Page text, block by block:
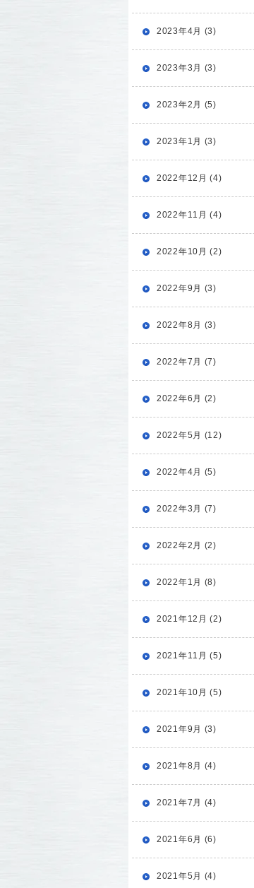
2023年4月 (3)
2023年3月 (3)
2023年2月 (5)
2023年1月 (3)
2022年12月 (4)
2022年11月 (4)
2022年10月 (2)
2022年9月 (3)
2022年8月 (3)
2022年7月 (7)
2022年6月 (2)
2022年5月 (12)
2022年4月 (5)
2022年3月 (7)
2022年2月 (2)
2022年1月 (8)
2021年12月 (2)
2021年11月 (5)
2021年10月 (5)
2021年9月 (3)
2021年8月 (4)
2021年7月 (4)
2021年6月 (6)
2021年5月 (4)